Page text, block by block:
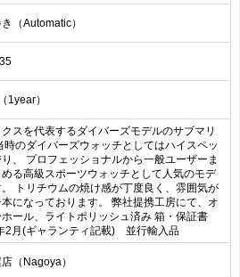
（Automatic）
1year）
クスを代表するダイバーズモデルのサブマリ
時のダイバーズウォッチとしてはハイスペッ
、 プロフェッショナルから一般ユーザーま
る高級スポーツウォッチとして人気のモデ
。 トリチウムの焼け感が丁度良く、雰囲気が
になっております。 弊社提携工房にて、オ
ホール、ライトポリッシュ済み 箱・保証書
2月(ギャランティ記載) 並行輸入品
（Nagoya）